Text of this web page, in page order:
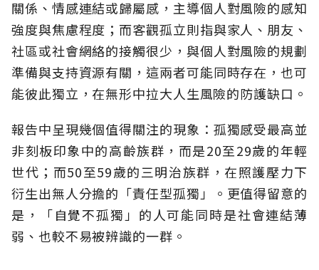
關係、情感連結或歸屬感，主導個人對風險的感知
強度與焦慮程度；而客觀孤立則指與家人、朋友、
社區或社會網絡的接觸很少，與個人對風險的規劃
準備與支持資源有關，這兩者可能同時存在，也可
能彼此獨立，在無形中拉大人生風險的防護缺口。
報告中呈現幾個值得關注的現象：孤獨感受最高並
非刻板印象中的高齡族群，而是20至29歲的年輕
世代；而50至59歲的三明治族群，在照護壓力下
衍生出無人分擔的「責任型孤獨」。更值得留意的
是，「自覺不孤獨」的人可能同時是社會連結薄
弱、也較不易被辨識的一群。